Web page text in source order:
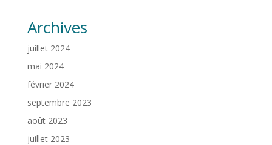
Archives
juillet 2024
mai 2024
février 2024
septembre 2023
août 2023
juillet 2023